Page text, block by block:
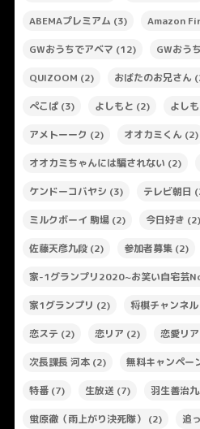
ABEMAプレミアム (3) Amazon
GWおうちでアベマ (12) GWおう
QUIZOOM (2) おばたのお兄さん
ぺこぱ(3) よしもと (2) よし
アメトーーク (2) オオカミくん (2)
オオカミちゃんには騙されない (2)
ケンドーコバヤシ (3) テレビ朝日
ミルクボーイ 駒場(2) 今日好き (2)
佐藤天彦九段(2) 参加者募集(2)
家-1グランプリ2020~お笑い自宅芸
家1グランプリ (2) 将棋チャンネル
恋ステ (2) 恋リア (2) 恋愛リ
次長課長 河本(2) 無料キャンペー
特番(7) 生放送 (7) 羽生善治
蛍原徹（雨上がり決死隊） (2) 追